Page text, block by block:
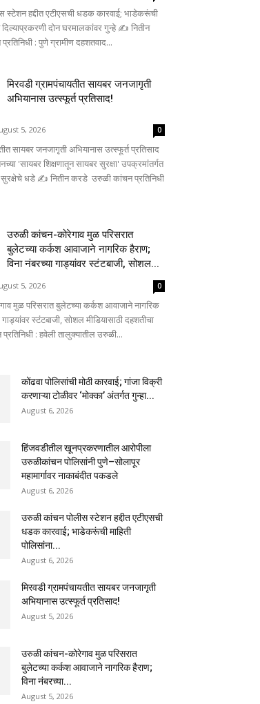
स्टेशन हद्दीत एटीएसची धडक कारवाई; भाडेकरूंची
दिल्याप्रकरणी दोन घरमालकांवर गुन्हे ✍️ नितीन
: पुणे ग्रामीण दहशतवाद...
मिरवडी ग्रामपंचायतीत सायबर जनजागृती
अभियानास उत्स्फूर्त प्रतिसाद!
5, 2026 0
सायबर जनजागृती अभियानास उत्स्फूर्त प्रतिसाद
'सायबर शिक्षणातून सायबर सुरक्षा' उपक्रमांतर्गत
सुरक्षेचे धडे ✍️ नितीन करडे उरुळी कांचन प्रतिनिधी
उरुळी कांचन-कोरेगाव मुळ परिसरात
बुलेटच्या कर्कश आवाजाने नागरिक हैराण;
विना नंबरच्या गाड्यांवर स्टंटबाजी, सोशल...
5, 2026 0
मुळ परिसरात बुलेटच्या कर्कश आवाजाने नागरिक
गाड्यांवर स्टंटबाजी, सोशल मीडियासाठी दहशतीचा
: हवेली तालुक्यातील उरुळी...
कोंढवा पोलिसांची मोठी कारवाई; गांजा विक्री
करणाऱ्या टोळीवर ‘मोक्का’ अंतर्गत गुन्हा...
August 6, 2026
हिंजवडीतील खूनप्रकरणातील आरोपीला
उरुळीकांचन पोलिसांनी पुणे–सोलापूर
महामार्गावर नाकाबंदीत पकडले
August 6, 2026
उरुळी कांचन पोलीस स्टेशन हद्दीत एटीएसची
धडक कारवाई; भाडेकरूंची माहिती
पोलिसांना...
August 6, 2026
मिरवडी ग्रामपंचायतीत सायबर जनजागृती
अभियानास उत्स्फूर्त प्रतिसाद!
August 5, 2026
उरुळी कांचन-कोरेगाव मुळ परिसरात
बुलेटच्या कर्कश आवाजाने नागरिक हैराण;
विना नंबरच्या...
August 5, 2026